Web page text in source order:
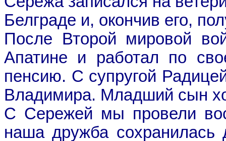
Белграде и, окончив его,
После Второй мировой
Апатине и работал по
пенсию. С супругой
Владимира. Младший сын
С Сережей мы провели
наша дружба сохранилась